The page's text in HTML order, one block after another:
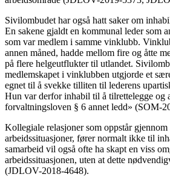
Sivilombudet har også hatt saker om
En sakene gjaldt en kommunal leder som
som var medlem i samme vinklubb.
annen måned, hadde mellom fire og åtte
på flere helgeutflukter til utlandet.
medlemskapet i vinklubben utgjorde et
egnet til å svekke tilliten til lederens
Hun var derfor inhabil til å tilrettelegge og
forvaltningsloven § 6 annet ledd» (SOM-
Kollegiale relasjoner som oppstår gjennom
arbeidssituasjoner, fører normalt ikke til
samarbeid vil også ofte ha skapt en viss
arbeidssituasjonen, uten at dette
(JDLOV-2018-4648).